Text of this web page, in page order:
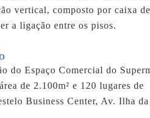
vertical, composto por caixa
a ligação entre os pisos.
do Espaço Comercial do
de 2.100m² e 120 lugares de
Business Center, Av. Ilha